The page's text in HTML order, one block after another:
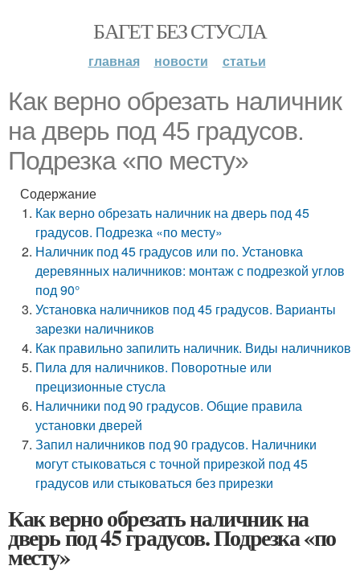
БАГЕТ БЕЗ СТУСЛА
главная новости статьи
Как верно обрезать наличник
на дверь под 45 градусов.
Подрезка «по месту»
Содержание
Как верно обрезать наличник на дверь под 45
градусов. Подрезка «по месту»
Наличник под 45 градусов или по. Установка
деревянных наличников: монтаж с подрезкой углов
под 90°
Установка наличников под 45 градусов. Варианты
зарезки наличников
Как правильно запилить наличник. Виды наличников
Пила для наличников. Поворотные или
прецизионные стусла
Наличники под 90 градусов. Общие правила
установки дверей
Запил наличников под 90 градусов. Наличники
могут стыковаться с точной прирезкой под 45
градусов или стыковаться без прирезки
Как верно обрезать наличник на
дверь под 45 градусов. Подрезка «по
месту»